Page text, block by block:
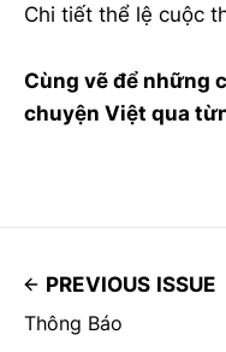
Chi tiết thể lệ cuộc
Cùng vẽ để những
chuyện Việt qua
PREVIOUS ISSUE
Thông Báo